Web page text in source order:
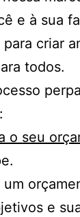
e à sua
criar
todos.
o seu
um
e